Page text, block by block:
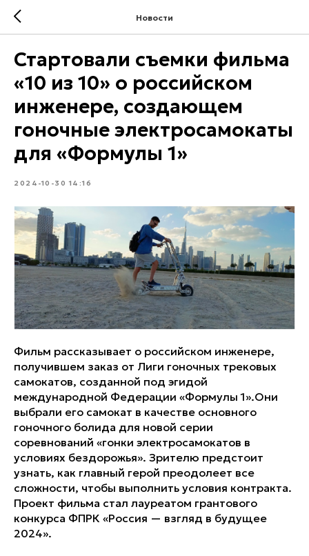
Новости
Стартовали съемки фильма
«10 из 10» о российском
инженере, создающем
гоночные электросамокаты
для «Формулы 1»
2024-10-30 14:16
Фильм рассказывает о российском инженере,
получившем заказ от Лиги гоночных трековых
самокатов, созданной под эгидой
международной Федерации «Формулы 1».Они
выбрали его самокат в качестве основного
гоночного болида для новой серии
соревнований «гонки электросамокатов в
условиях бездорожья». Зрителю предстоит
узнать, как главный герой преодолеет все
сложности, чтобы выполнить условия контракта.
Проект фильма стал лауреатом грантового
конкурса ФПРК «Россия — взгляд в будущее
2024».